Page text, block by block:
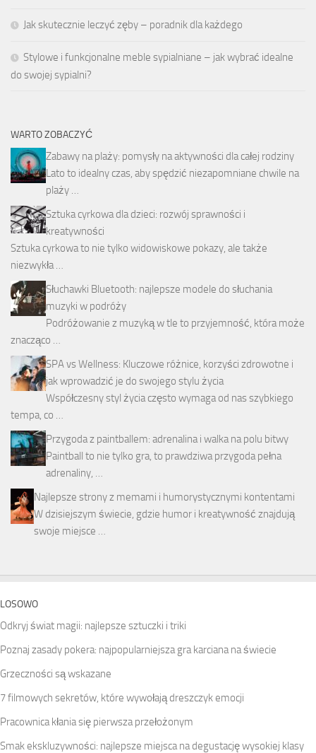
Jak skutecznie leczyć zęby – poradnik dla każdego
Stylowe i funkcjonalne meble sypialniane – jak wybrać idealne
do swojej sypialni?
WARTO ZOBACZYĆ
Zabawy na plaży: pomysły na aktywności dla całej rodziny
Lato to idealny czas, aby spędzić niezapomniane chwile na
plaży …
Sztuka cyrkowa dla dzieci: rozwój sprawności i
kreatywności
Sztuka cyrkowa to nie tylko widowiskowe pokazy, ale także
niezwykła …
Słuchawki Bluetooth: najlepsze modele do słuchania
muzyki w podróży
Podróżowanie z muzyką w tle to przyjemność, która może
znacząco …
SPA vs Wellness: Kluczowe różnice, korzyści zdrowotne i
jak wprowadzić je do swojego stylu życia
Współczesny styl życia często wymaga od nas szybkiego
tempa, co …
Przygoda z paintballem: adrenalina i walka na polu bitwy
Paintball to nie tylko gra, to prawdziwa przygoda pełna
adrenaliny, …
Najlepsze strony z memami i humorystycznymi kontentami
W dzisiejszym świecie, gdzie humor i kreatywność znajdują
swoje miejsce …
LOSOWO
Odkryj świat magii: najlepsze sztuczki i triki
Poznaj zasady pokera: najpopularniejsza gra karciana na świecie
Grzeczności są wskazane
7 filmowych sekretów, które wywołają dreszczyk emocji
Pracownica kłania się pierwsza przełożonym
Smak ekskluzywności: najlepsze miejsca na degustację wysokiej klasy